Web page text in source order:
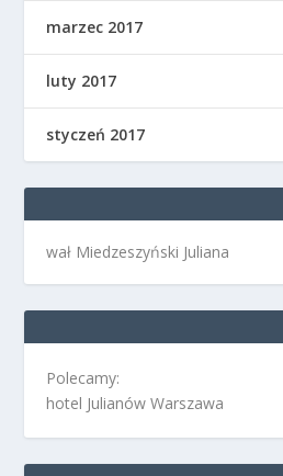
marzec 2017
luty 2017
styczeń 2017
wał Miedzeszyński Juliana
Polecamy:
hotel Julianów Warszawa